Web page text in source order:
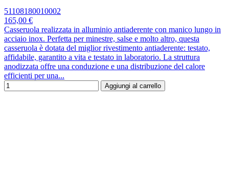
51108180010002
165,00 €
Casseruola realizzata in alluminio antiaderente con manico lungo in
acciaio inox. Perfetta per minestre, salse e molto altro, questa
casseruola è dotata del miglior rivestimento antiaderente: testato,
affidabile, garantito a vita e testato in laboratorio. La struttura
anodizzata offre una conduzione e una distribuzione del calore
efficienti per una...
Aggiungi al carrello